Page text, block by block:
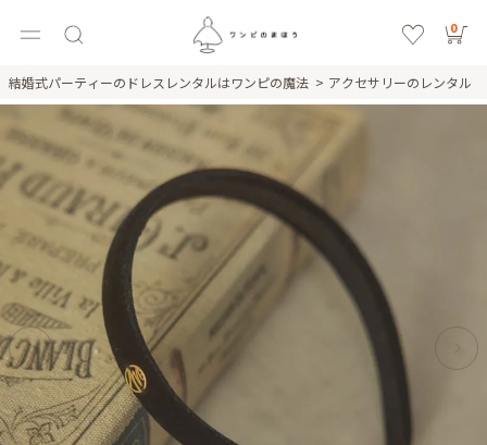
0
結婚式パーティーのドレスレンタルはワンピの魔法 アクセサリーのレンタル